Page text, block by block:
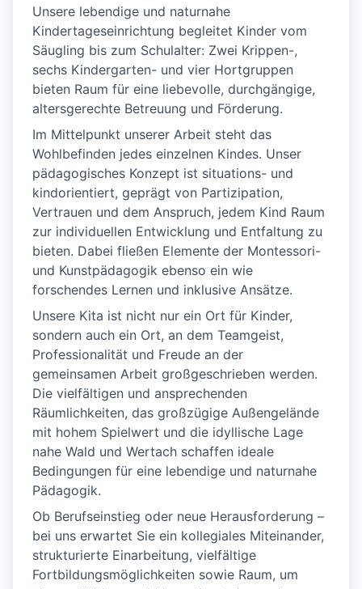
Unsere lebendige und naturnahe
Kindertageseinrichtung begleitet Kinder vom
Säugling bis zum Schulalter: Zwei Krippen-,
sechs Kindergarten- und vier Hortgruppen
bieten Raum für eine liebevolle, durchgängige,
altersgerechte Betreuung und Förderung.
Im Mittelpunkt unserer Arbeit steht das
Wohlbefinden jedes einzelnen Kindes. Unser
pädagogisches Konzept ist situations- und
kindorientiert, geprägt von Partizipation,
Vertrauen und dem Anspruch, jedem Kind Raum
zur individuellen Entwicklung und Entfaltung zu
bieten. Dabei fließen Elemente der Montessori-
und Kunstpädagogik ebenso ein wie
forschendes Lernen und inklusive Ansätze.
Unsere Kita ist nicht nur ein Ort für Kinder,
sondern auch ein Ort, an dem Teamgeist,
Professionalität und Freude an der
gemeinsamen Arbeit großgeschrieben werden.
Die vielfältigen und ansprechenden
Räumlichkeiten, das großzügige Außengelände
mit hohem Spielwert und die idyllische Lage
nahe Wald und Wertach schaffen ideale
Bedingungen für eine lebendige und naturnahe
Pädagogik.
Ob Berufseinstieg oder neue Herausforderung –
bei uns erwartet Sie ein kollegiales Miteinander,
strukturierte Einarbeitung, vielfältige
Fortbildungsmöglichkeiten sowie Raum, um